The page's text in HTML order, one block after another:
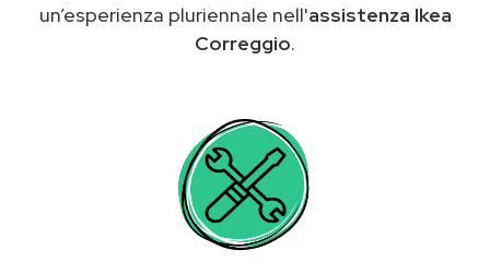
un’esperienza pluriennale nell'assistenza Ikea
Correggio.